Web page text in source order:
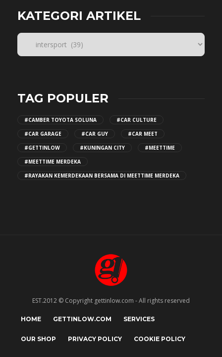
KATEGORI ARTIKEL
TAG POPULER
#CAMBER TOYOTA SOLUNA
#CAR CULTURE
#CAR GARAGE
#CAR GUY
#CAR MEET
#GETTINLOW
#KUNINGAN CITY
#MEETTIME
#MEETTIME MERDEKA
#RAYAKAN KEMERDEKAAN BERSAMA DI MEETTIME MERDEKA
EST.2012 © Copyright gettinlow.com - All rights reserved
HOME GETTINLOW.COM SERVICES
OUR SHOP PRIVACY POLICY COOKIE POLICY